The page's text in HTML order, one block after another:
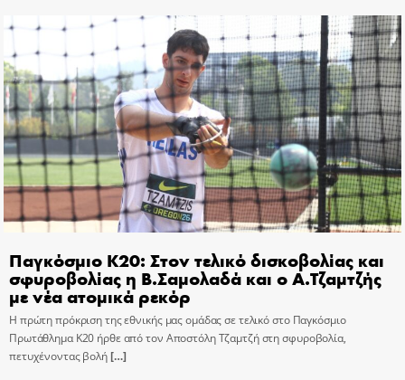
Παγκόσμιο Κ20: Στον τελικό δισκοβολίας και
σφυροβολίας η Β.Σαμολαδά και ο Α.Τζαμτζής
με νέα ατομικά ρεκόρ
Η πρώτη πρόκριση της εθνικής μας ομάδας σε τελικό στο Παγκόσμιο
Πρωτάθλημα Κ20 ήρθε από τον Αποστόλη Τζαμτζή στη σφυροβολία,
πετυχένοντας βολή[…]